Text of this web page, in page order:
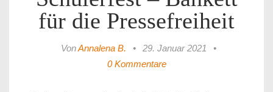
für die Pressefreiheit
VonAnnalena B. • 29. Januar 2021
•
0 Kommentare